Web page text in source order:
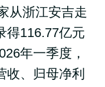
从浙江安吉走
得116.77亿元
年一季度，
收、归母净利